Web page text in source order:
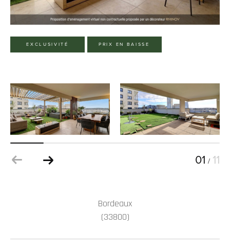
EXCLUSIVITÉ PRIX EN BAISSE
01 / 11
Bordeaux
(33800)